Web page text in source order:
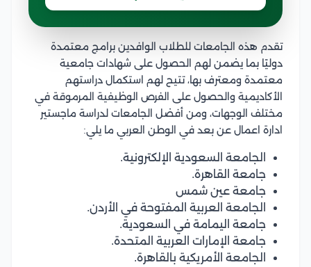
تقدم هذه الجامعات للطلاب الوافدين برامج معتمدة
دوليًا بما يضمن لهم الحصول على شهادات جامعية
معتمدة ومعترف بها، تتيح لهم استكمال دراستهم
الأكاديمية والحصول على الفرص الوظيفية المرموقة في
مختلف الوجهات، ومن أفضل الجامعات لدراسة ماجستير
ادارة اعمال عن بعد في الوطن العربي ما يلي:
الجامعة السعودية الإلكترونية.
جامعة القاهرة.
جامعة عين شمس
الجامعة العربية المفتوحة في الأردن.
جامعة اليمامة في السعودية.
جامعة الإمارات العربية المتحدة.
الجامعة الأمريكية بالقاهرة.